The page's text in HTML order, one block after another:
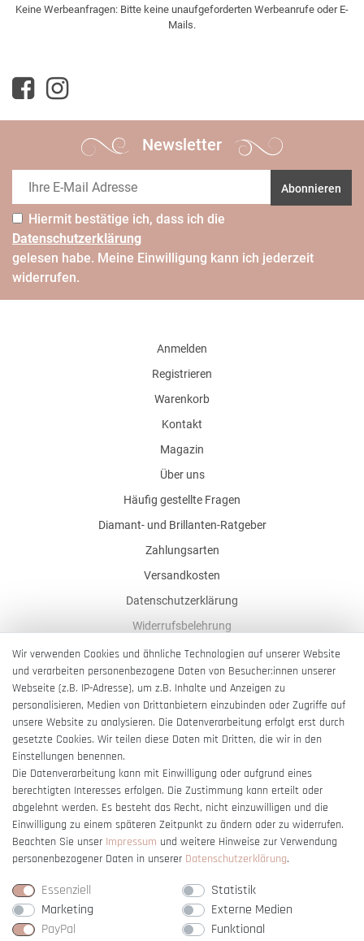
Keine Werbeanfragen: Bitte keine unaufgeforderten Werbeanrufe oder E-
Mails.
Newsletter
Abonnieren
Hiermit bestätige ich, dass ich die
Daten­schutz­erklärung
gelesen habe. Meine Einwilligung kann ich jederzeit
widerrufen.
Anmelden
Registrieren
Warenkorb
Kontakt
Magazin
Über uns
Häufig gestellte Fragen
Diamant- und Brillanten-Ratgeber
Zahlungsarten
Versandkosten
Datenschutzerklärung
Widerrufsbelehrung
AGB
Impressum
Barrierefreiheitserklärung
Vertrag widerrufen
Wir verwenden Cookies und ähnliche Technologien auf unserer Website
und verarbeiten personenbezogene Daten von Besucher:innen unserer
Webseite (z.B. IP-Adresse), um z.B. Inhalte und Anzeigen zu
personalisieren, Medien von Drittanbietern einzubinden oder Zugriffe auf
unsere Website zu analysieren. Die Datenverarbeitung erfolgt erst durch
gesetzte Cookies. Wir teilen diese Daten mit Dritten, die wir in den
Einstellungen benennen.
Die Datenverarbeitung kann mit Einwilligung oder aufgrund eines
berechtigten Interesses erfolgen. Die Zustimmung kann erteilt oder
abgelehnt werden. Es besteht das Recht, nicht einzuwilligen und die
Einwilligung zu einem späteren Zeitpunkt zu ändern oder zu widerrufen.
Beachten Sie unser Impressum und weitere Hinweise zur Verwendung
personenbezogener Daten in unserer Daten­schutz­erklärung.
Essenziell
Statistik
Marketing
Externe Medien
PayPal
Funktional